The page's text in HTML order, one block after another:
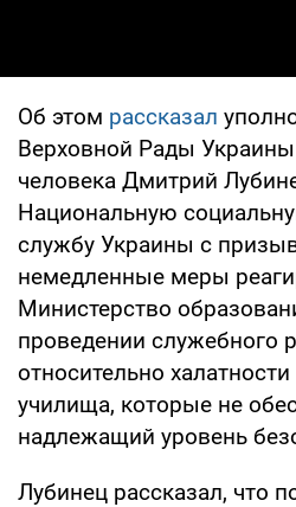
Об этом рассказал
Верховной Рады
человека Дмитрий
Национальную
службу Украины с
немедленные меры
Министерство
проведении служебного
относительно
училища, которые не
надлежащий уровень
Лубинец рассказал, что